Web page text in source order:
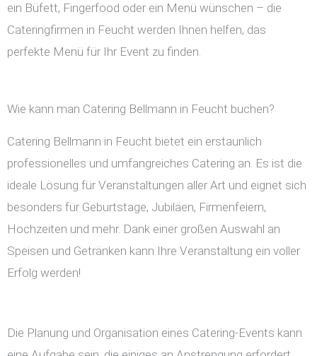
ein Büfett, Fingerfood oder ein Menü wünschen – die
Cateringfirmen in Feucht werden Ihnen helfen, das
perfekte Menü für Ihr Event zu finden.
Wie kann man Catering Bellmann in Feucht buchen?
Catering Bellmann in Feucht bietet ein erstaunlich
professionelles und umfangreiches Catering an. Es ist die
ideale Lösung für Veranstaltungen aller Art und eignet sich
besonders für Geburtstage, Jubiläen, Firmenfeiern,
Hochzeiten und mehr. Dank einer großen Auswahl an
Speisen und Getränken kann Ihre Veranstaltung ein voller
Erfolg werden!
Die Planung und Organisation eines Catering-Events kann